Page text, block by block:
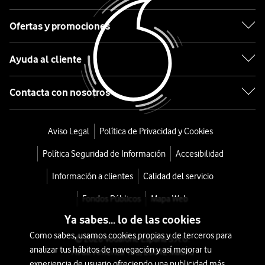
Lumea
Series
9900
BRI951-
01
Ofertas y promociones
Ayuda al cliente
Contacta con nosotros
Aviso Legal Política de Privacidad y Cookies
Política Seguridad de Información Accesibilidad
Información a clientes Calidad del servicio
Fondos Públicos Mapa Web
© 2026 Vodafone España S.A.U.
Avda. América 115, 28042 Madrid
Ya sabes... lo de las cookies
Como sabes, usamos cookies propias y de terceros para
analizar tus hábitos de navegación y así mejorar tu